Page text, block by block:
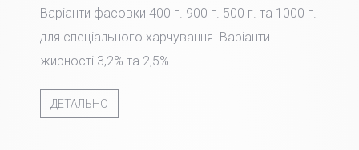
Варіанти фасовки 400 г. 900 г. 500 г. та 1000 г.
для спеціального харчування. Варіанти
жирності 3,2% та 2,5%.
ДЕТАЛЬНО